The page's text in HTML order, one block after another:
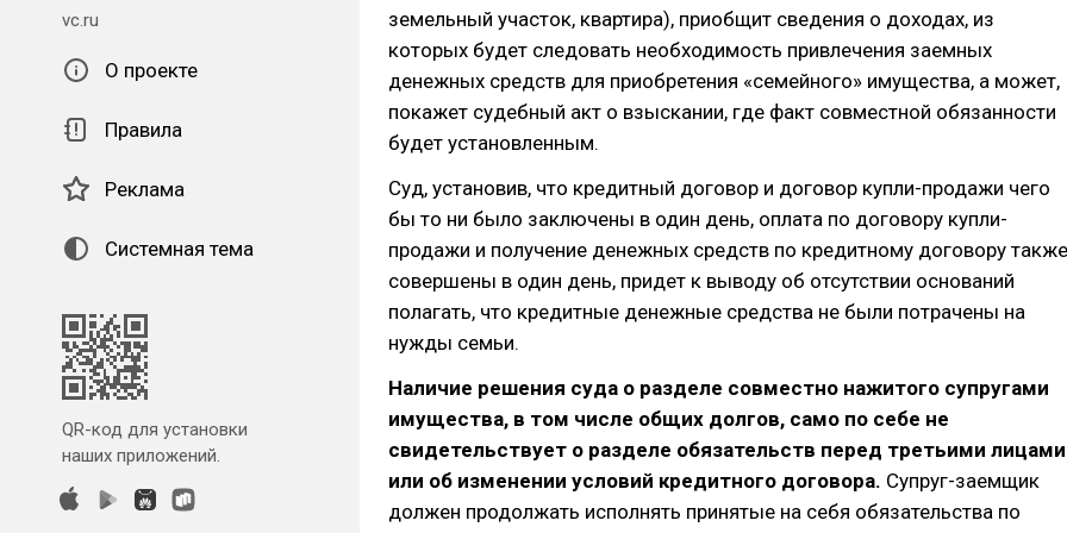
vc.ru
О проекте
Правила
Реклама
Системная тема
QR-код для установки
наших приложений.
земельный участок, квартира), приобщит сведения о доходах, из
которых будет следовать необходимость привлечения заемных
денежных средств для приобретения «семейного» имущества, а может,
покажет судебный акт о взыскании, где факт совместной обязанности
будет установленным.
Суд, установив, что кредитный договор и договор купли-продажи чего
бы то ни было заключены в один день, оплата по договору купли-
продажи и получение денежных средств по кредитному договору также
совершены в один день, придет к выводу об отсутствии оснований
полагать, что кредитные денежные средства не были потрачены на
нужды семьи.
Наличие решения суда о разделе совместно нажитого супругами
имущества, в том числе общих долгов, само по себе не
свидетельствует о разделе обязательств перед третьими лицами
или об изменении условий кредитного договора. Супруг-заемщик
должен продолжать исполнять принятые на себя обязательства по